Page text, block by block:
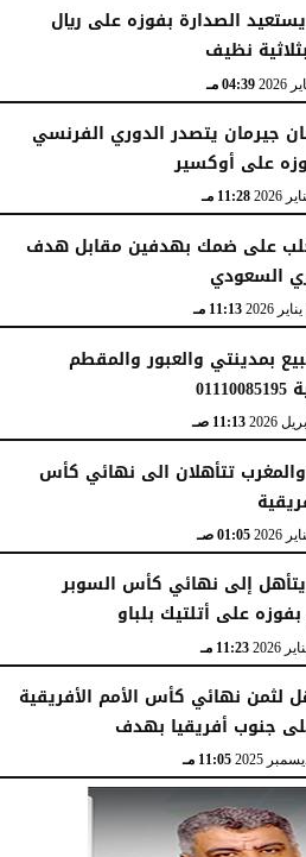
الصدارة بفوزه على ريال
نظيف
04:39 مـ
جيرمان يتصدر الدوري الفرنسي
على أوكسير
11:28 مـ
على ضمك بهدفين مقابل هدف
السعودي
11:13 مـ
بمدينتي والعبور والمقطم
11:13 صـ
تتأهلان الى نهائي كأس
01:05 صـ
إلى نهائي كأس السوبر
على أتلتيك بلباو
11:23 مـ
لثمن نهائي كأس الأمم الأفريقية
جنوب أفريقيا بهدف
11:05 مـ